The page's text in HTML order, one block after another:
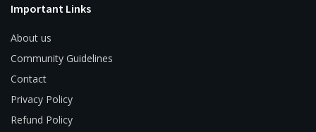
Important Links
About us
Community Guidelines
Contact
Privacy Policy
Refund Policy